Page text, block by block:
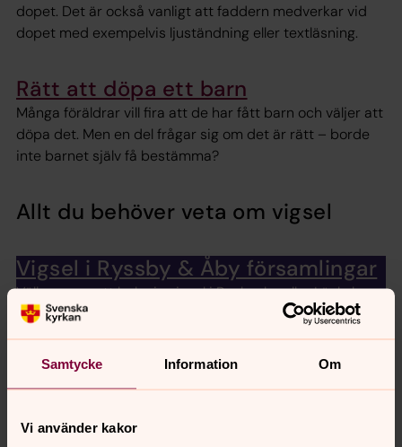
Samtycke Information Om
Vi använder kakor
dopet. Det är också vanligt att faddern medverkar vid
dopet med exempelvis ljuständning eller textläsning.
Rätt att döpa ett barn
Många föräldrar vill fira att de har fått barn och väljer att
döpa det. Men en del frågar sig om det är rätt – borde
inte barnet själv få bestämma?
Allt du behöver veta om vigsel
Vigsel i Ryssby & Åby församlingar
Välkommen att boka in vigsel i Rockneby eller Läckeby
Bröllop
Planerar du och din partner att gifta er? I kyrkan får ni
ett välsignat bröllop. Vi berättar om vigselgudstjänsten
att tänka på också.